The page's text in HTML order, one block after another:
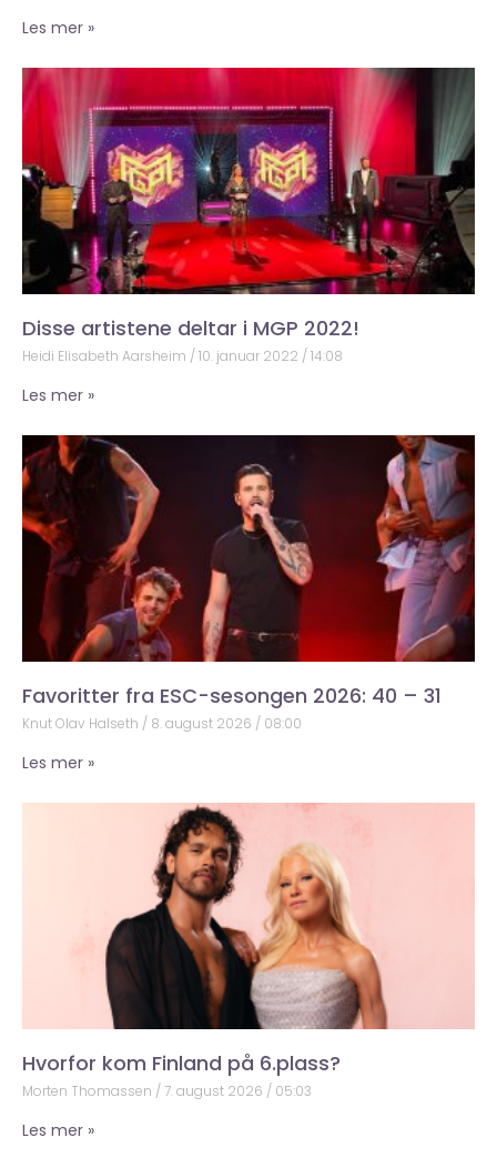
Les mer »
Disse artistene deltar i MGP 2022!
Heidi Elisabeth Aarsheim 10. januar 2022 14:08
Les mer »
Favoritter fra ESC-sesongen 2026: 40 – 31
Knut Olav Halseth 8. august 2026 08:00
Les mer »
Hvorfor kom Finland på 6.plass?
Morten Thomassen 7. august 2026 05:03
Les mer »